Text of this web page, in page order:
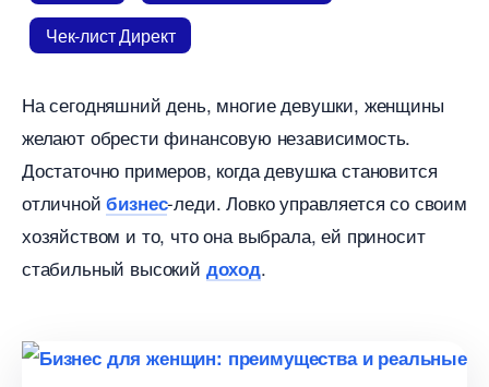
Чек-лист Директ
На сегодняшний день, многие девушки, женщины
желают обрести финансовую независимость.
Достаточно примеров, когда девушка становится
отличнойизнес-леди. Ловко управляется со своим
хозяйством и то, что она выбрала, ей приносит
стабильный высокий доход.